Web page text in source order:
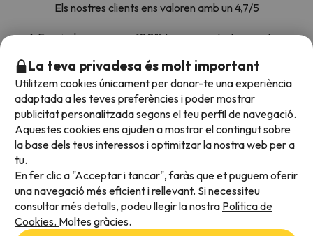
Els nostres clients ens valoren amb un 4,7/5
A Esquiades.com som 100% transparents. Les nostres
opinió, totes les enquestes que rebem i que publiquem a la
web són de clients reals.
Confia en nosaltres|Hem portat de viatge més de
700.000 persones a la neu.
Acceptem
La teva privadesa és molt important
Utilitzem cookies únicament per donar-te una experiència
adaptada a les teves preferències i poder mostrar
publicitat personalitzada segons el teu perfil de navegació.
Aquestes cookies ens ajuden a mostrar el contingut sobre
la base dels teus interessos i optimitzar la nostra web per a
tu.
En fer clic a "Acceptar i tancar", faràs que et puguem oferir
una navegació més eficient i rellevant. Si necessiteu
consultar més detalls, podeu llegir la nostra Política de
Cookies. Moltes gràcies.